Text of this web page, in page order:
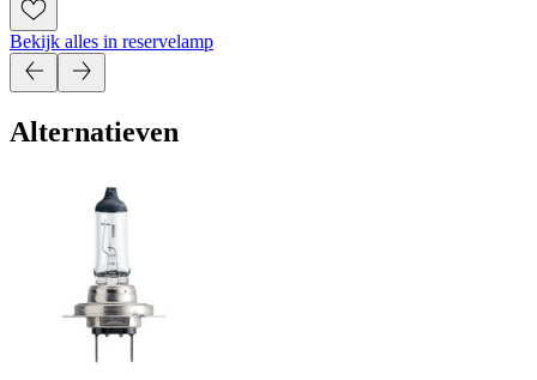
Bekijk alles in reservelamp
Alternatieven